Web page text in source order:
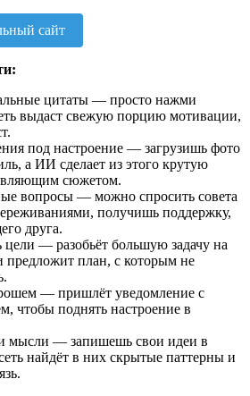
сайт
цитаты — просто нажми
выдаст свежую порцию мотивации,
под настроение — загрузишь фото
а ИИ сделает из этого крутую
сюжетом.
вопросы — можно спросить совета
получишь поддержку,
друга.
цели — разобьёт большую задачу на
предложит план, с которым не
— пришлёт уведомление с
чтобы поднять настроение в
мысли — запишешь свои идеи в
найдёт в них скрытые паттерны и